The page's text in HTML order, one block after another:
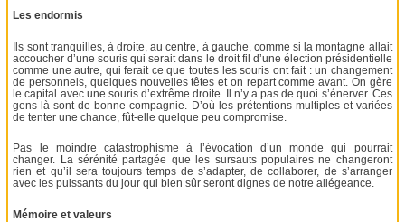
Les endormis
Ils sont tranquilles, à droite, au centre, à gauche, comme si la montagne allait
accoucher d’une souris qui serait dans le droit fil d’une élection présidentielle
comme une autre, qui ferait ce que toutes les souris ont fait : un changement
de personnels, quelques nouvelles têtes et on repart comme avant. On gère
le capital avec une souris d’extrême droite. Il n’y a pas de quoi s’énerver. Ces
gens-là sont de bonne compagnie. D’où les prétentions multiples et variées
de tenter une chance, fût-elle quelque peu compromise.
Pas le moindre catastrophisme à l’évocation d’un monde qui pourrait
changer. La sérénité partagée que les sursauts populaires ne changeront
rien et qu’il sera toujours temps de s’adapter, de collaborer, de s’arranger
avec les puissants du jour qui bien sûr seront dignes de notre allégeance.
Mémoire et valeurs